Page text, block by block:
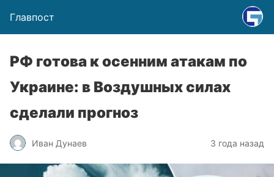
Главпост
РФ готова к осенним атакам по
Украине: в Воздушных силах
сделали прогноз
Иван Дунаев 3 года назад